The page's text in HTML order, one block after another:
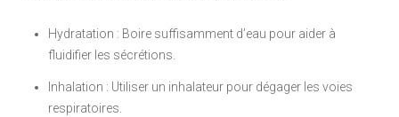
Hydratation : Boire suffisamment d’eau pour aider à
fluidifier les sécrétions.
Inhalation : Utiliser un inhalateur pour dégager les voies
respiratoires.